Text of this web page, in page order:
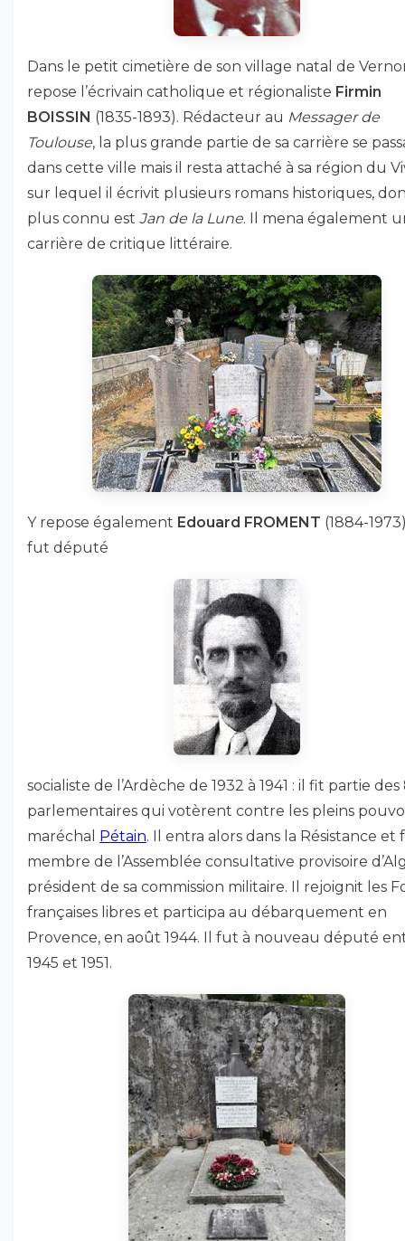
Dans le petit cimetière de son village natal de
repose l’écrivain catholique et régionaliste Firmin
BOISSIN (1835-1893). Rédacteur au Messager de
Toulouse, la plus grande partie de sa carrière se
dans cette ville mais il resta attaché à sa région du
sur lequel il écrivit plusieurs romans historiques,
plus connu est Jan de la Lune. Il mena également
carrière de critique littéraire.
Y repose également Edouard FROMENT (1884-
fut député
socialiste de l’Ardèche de 1932 à 1941 : il fit partie des
parlementaires qui votèrent contre les pleins
maréchal Pétain. Il entra alors dans la Résistance et
membre de l’Assemblée consultative provisoire
président de sa commission militaire. Il rejoignit les
françaises libres et participa au débarquement en
Provence, en août 1944. Il fut à nouveau député
1945 et 1951.